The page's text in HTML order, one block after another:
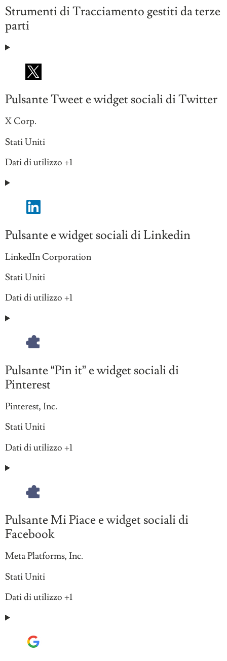
Strumenti di Tracciamento gestiti da terze
parti
Pulsante Tweet e widget sociali di Twitter
Azienda:
X Corp.
Luogo
trattamento:
Stati Uniti
Dati
trattati:
Dati di utilizzo +1
Pulsante e widget sociali di Linkedin
Azienda:
LinkedIn Corporation
Luogo
trattamento:
Stati Uniti
Dati
trattati:
Dati di utilizzo +1
Pulsante “Pin it” e widget sociali di
Pinterest
Azienda:
Pinterest, Inc.
Luogo
trattamento:
Stati Uniti
Dati
trattati:
Dati di utilizzo +1
Pulsante Mi Piace e widget sociali di
Facebook
Azienda:
Meta Platforms, Inc.
Luogo
trattamento:
Stati Uniti
Dati
trattati:
Dati di utilizzo +1